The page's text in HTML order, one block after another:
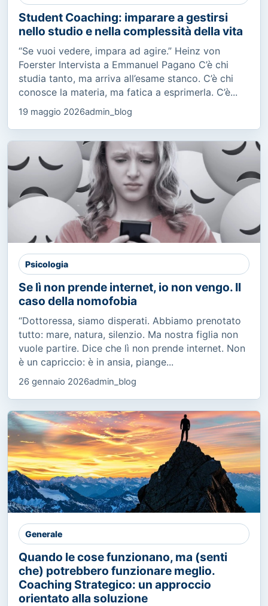
Student Coaching: imparare a gestirsi
nello studio e nella complessità della vita
“Se vuoi vedere, impara ad agire.” Heinz von
Foerster Intervista a Emmanuel Pagano C’è chi
studia tanto, ma arriva all’esame stanco. C’è chi
conosce la materia, ma fatica a esprimerla. C’è...
19 maggio 2026admin_blog
Psicologia
Se lì non prende internet, io non vengo. Il
caso della nomofobia
“Dottoressa, siamo disperati. Abbiamo prenotato
tutto: mare, natura, silenzio. Ma nostra figlia non
vuole partire. Dice che lì non prende internet. Non
è un capriccio: è in ansia, piange...
26 gennaio 2026admin_blog
Generale
Quando le cose funzionano, ma (senti
che) potrebbero funzionare meglio.
Coaching Strategico: un approccio
orientato alla soluzione